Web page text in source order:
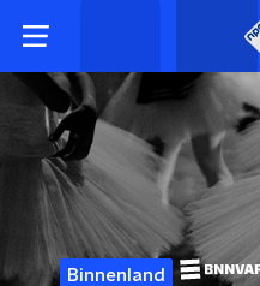
Binnenland